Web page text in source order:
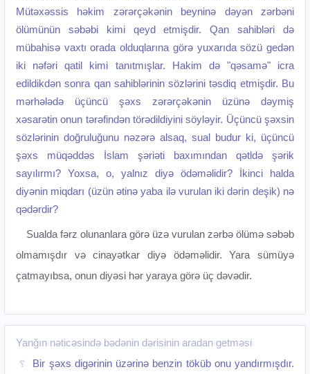
Mütəxəssis həkim zərərçəkənin beyninə dəyən zərbəni
ölümünün səbəbi kimi qeyd etmişdir. Qan sahibləri də
mübahisə vaxtı orada olduqlarına görə yuxarıda sözü gedən
iki nəfəri qatil kimi tanıtmışlar. Hakim də "qəsamə" icra
edildikdən sonra qan sahiblərinin sözlərini təsdiq etmişdir. Bu
mərhələdə üçüncü şəxs zərərçəkənin üzünə dəymiş
xəsarətin onun tərəfindən törədildiyini söyləyir. Üçüncü şəxsin
sözlərinin doğruluğunu nəzərə alsaq, sual budur ki, üçüncü
şəxs müqəddəs İslam şəriəti baxımından qətldə şərik
sayılırmı? Yoxsa, o, yalnız diyə ödəməlidir? İkinci halda
diyənin miqdarı (üzün ətinə yaba ilə vurulan iki dərin deşik) nə
qədərdir?
Sualda fərz olunanlara görə üzə vurulan zərbə ölümə səbəb
olmamışdır və cinayətkar diyə ödəməlidir. Yara sümüyə
çatmayıbsa, onun diyəsi hər yaraya görə üç dəvədir.
Yanğın nəticəsində bədənin dərisinin aradan getməsi
Bir şəxs digərinin üzərinə benzin töküb onu yandırmışdır.